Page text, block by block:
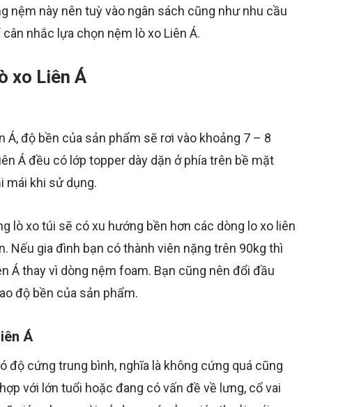
nệm này nên tuỳ vào ngân sách cũng như nhu cầu
nhắc lựa chọn nệm lò xo Liên Á.
xo Liên Á
độ bền của sản phẩm sẽ rơi vào khoảng 7 – 8
Á đều có lớp topper dày dặn ở phía trên bề mặt
mái khi sử dụng.
lò xo túi sẽ có xu hướng bền hơn các dòng lo xo liên
Nếu gia đình bạn có thành viên nặng trên 90kg thì
Á thay vì dòng nệm foam. Bạn cũng nên đổi đầu
độ bền của sản phẩm.
Á
độ cứng trung bình, nghĩa là không cứng quá cũng
với lớn tuổi hoặc đang có vấn đề về lưng, cổ vai